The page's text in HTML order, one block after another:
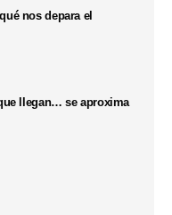
nos depara el
llegan… se aproxima